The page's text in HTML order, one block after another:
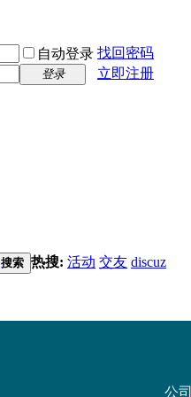
自动登录 找回密码
登录
立即注册
搜索 热搜: 活动 交友 discuz
公